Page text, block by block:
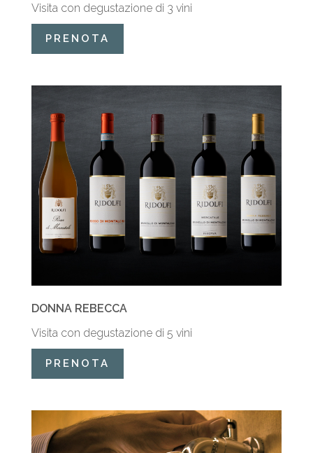
Visita con degustazione di 3 vini
PRENOTA
DONNA REBECCA
Visita con degustazione di 5 vini
PRENOTA